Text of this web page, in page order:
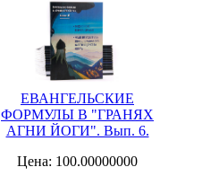
ЕВАНГЕЛЬСКИЕ
ФОРМУЛЫ В "ГРАНЯХ
АГНИ ЙОГИ". Вып. 6.
Цена: 100.00000000